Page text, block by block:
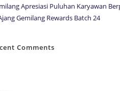
Apresiasi Puluhan Karyawan
Gemilang Rewards Batch 24
Comments